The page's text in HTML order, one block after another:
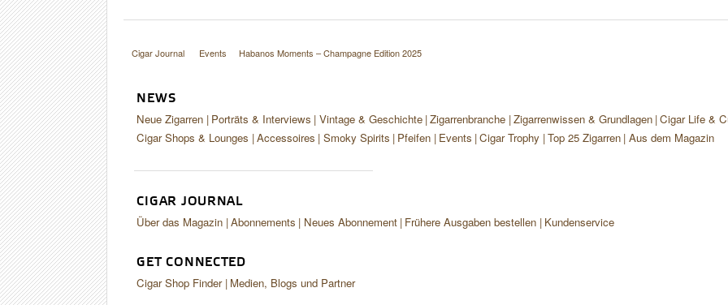
Cigar Journal Events Habanos Moments – Champagne Edition 2025
NEWS
Neue Zigarren Porträts & Interviews Vintage & Geschichte Zigarrenbranche Zigarrenwissen & Grundlagen Cigar Life &
Cigar Shops & Lounges Accessoires Smoky Spirits Pfeifen Events Cigar Trophy Top 25 Zigarren Aus dem Magazin
CIGAR JOURNAL
Über das Magazin Abonnements Neues Abonnement Frühere Ausgaben bestellen Kundenservice
GET CONNECTED
Cigar Shop Finder Medien, Blogs und Partner